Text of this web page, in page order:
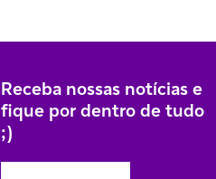
Receba nossas notícias e
fique por dentro de tudo
;)